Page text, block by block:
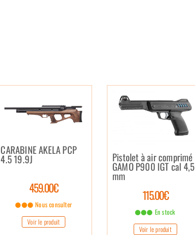
CARABINE AKELA PCP
4.5 19.9J
459.00€
Nous consulter
Voir le produit
Pistolet à air comprimé
GAMO P900 IGT cal 4,5
mm
115.00€
En stock
Voir le produit